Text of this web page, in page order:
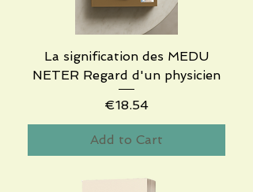
La signification des MEDU
NETER Regard d'un physicien
Price
€18.54
Add to Cart